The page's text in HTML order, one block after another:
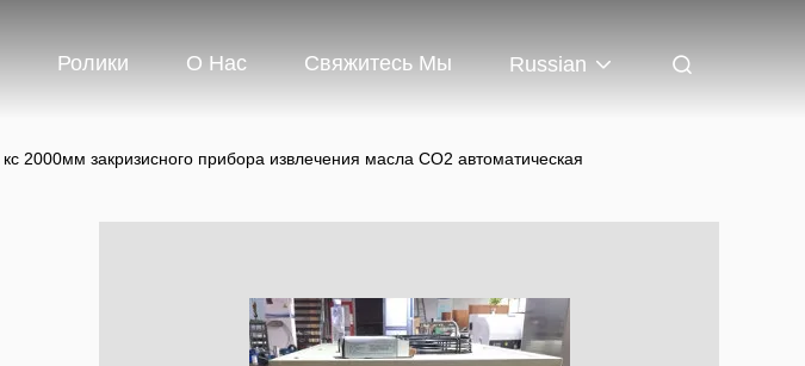
Ролики О Нас Свяжитесь Мы Russian
2000мм закризисного прибора извлечения масла СО2 автоматическая